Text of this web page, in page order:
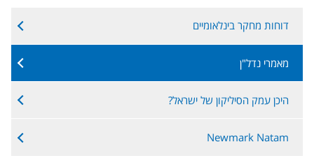
דוחות מחקר בינלאומיים
מאמרי נדל"ן
היכן עמק הסיליקון של ישראל?
Newmark Natam